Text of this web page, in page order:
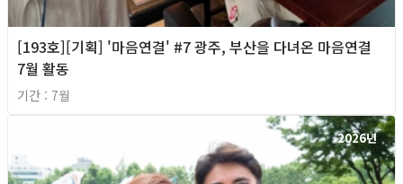
[193호][기획] '마음연결' #7 광주, 부산을 다녀온 마음연결
7월 활동
기간 : 7월
2026년